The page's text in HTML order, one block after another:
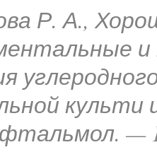
Р. А.,
культи
—